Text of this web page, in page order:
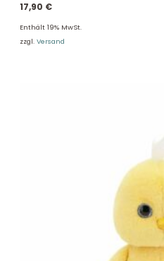
17,90 €
Enthält 19% MwSt.
zzgl. Versand